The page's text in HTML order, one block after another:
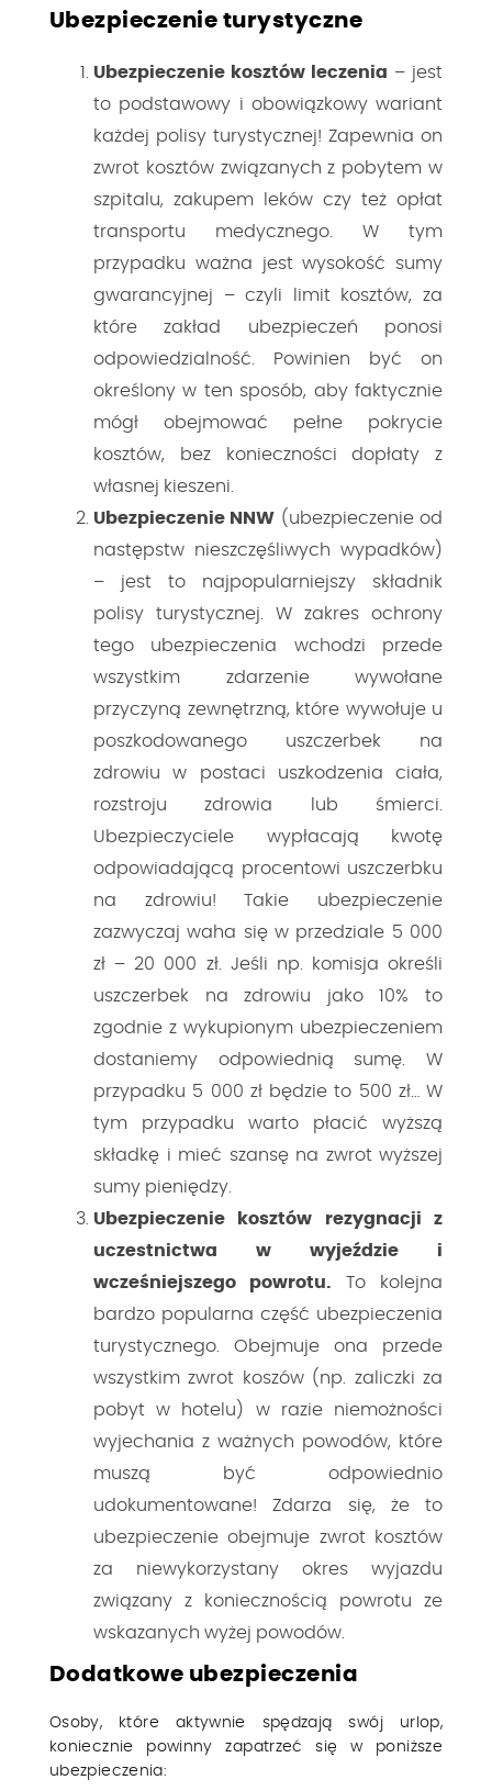
Ubezpieczenie turystyczne
Ubezpieczenie kosztów leczenia – jest
to podstawowy i obowiązkowy wariant
każdej polisy turystycznej! Zapewnia on
zwrot kosztów związanych z pobytem w
szpitalu, zakupem leków czy też opłat
transportu medycznego. W tym
przypadku ważna jest wysokość sumy
gwarancyjnej – czyli limit kosztów, za
które zakład ubezpieczeń ponosi
odpowiedzialność. Powinien być on
określony w ten sposób, aby faktycznie
mógł obejmować pełne pokrycie
kosztów, bez konieczności dopłaty z
własnej kieszeni.
Ubezpieczenie NNW (ubezpieczenie od
następstw nieszczęśliwych wypadków)
– jest to najpopularniejszy składnik
polisy turystycznej. W zakres ochrony
tego ubezpieczenia wchodzi przede
wszystkim zdarzenie wywołane
przyczyną zewnętrzną, które wywołuje u
poszkodowanego uszczerbek na
zdrowiu w postaci uszkodzenia ciała,
rozstroju zdrowia lub śmierci.
Ubezpieczyciele wypłacają kwotę
odpowiadającą procentowi uszczerbku
na zdrowiu! Takie ubezpieczenie
zazwyczaj waha się w przedziale 5 000
zł – 20 000 zł. Jeśli np. komisja określi
uszczerbek na zdrowiu jako 10% to
zgodnie z wykupionym ubezpieczeniem
dostaniemy odpowiednią sumę. W
przypadku 5 000 zł będzie to 500 zł… W
tym przypadku warto płacić wyższą
składkę i mieć szansę na zwrot wyższej
sumy pieniędzy.
Ubezpieczenie kosztów rezygnacji z
uczestnictwa w wyjeździe i
wcześniejszego powrotu. To kolejna
bardzo popularna część ubezpieczenia
turystycznego. Obejmuje ona przede
wszystkim zwrot koszów (np. zaliczki za
pobyt w hotelu) w razie niemożności
wyjechania z ważnych powodów, które
muszą być odpowiednio
udokumentowane! Zdarza się, że to
ubezpieczenie obejmuje zwrot kosztów
za niewykorzystany okres wyjazdu
związany z koniecznością powrotu ze
wskazanych wyżej powodów.
Dodatkowe ubezpieczenia
Osoby, które aktywnie spędzają swój urlop,
koniecznie powinny zapatrzeć się w poniższe
ubezpieczenia: